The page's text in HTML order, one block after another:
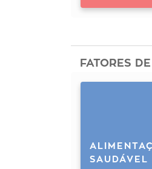
FATORES
SAUDÁVEL